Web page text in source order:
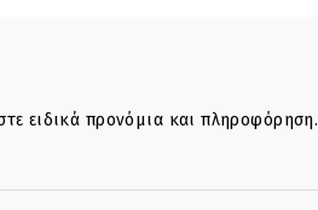
ειδικά προνόμια και πληροφόρηση.